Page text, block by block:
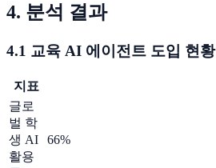
4. 분석 결과
4.1 교육 AI 에이전트 도입 현황
지표
글로
벌 학
생 AI
활용
66%